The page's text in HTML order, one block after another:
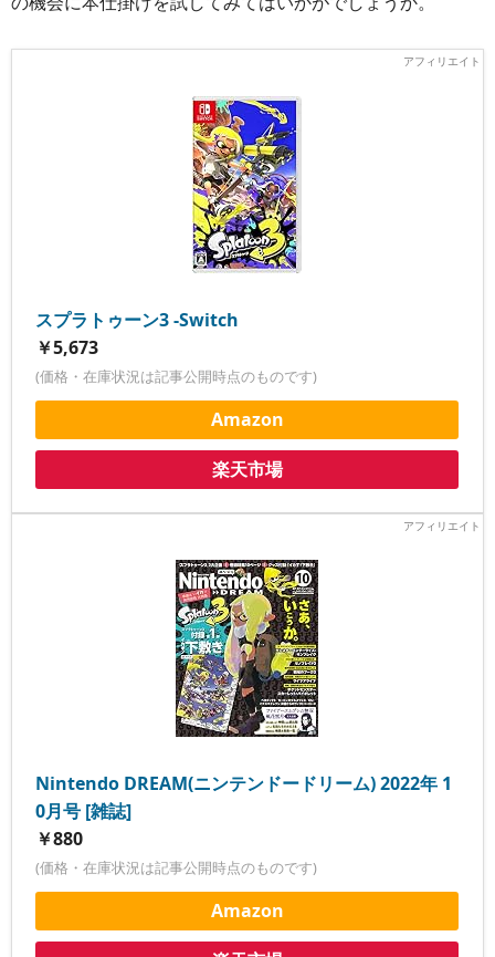
スプラトゥーン3 -Switch
￥5,673
(価格・在庫状況は記事公開時点のものです)
Amazon
楽天市場
Nintendo DREAM(ニンテンドードリーム) 2022年 1
0月号 [雑誌]
￥880
(価格・在庫状況は記事公開時点のものです)
Amazon